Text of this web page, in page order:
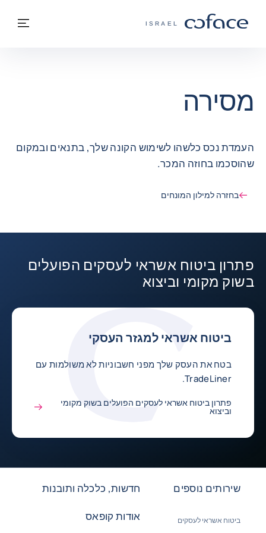
COFACE - אתר הקבוצה
ISRAEL
בחזרה לעמוד הבית
מסירה
העמדת נכס כלשהו לשימוש הקונה שלך, בתנאים ובמקום
שהוסכמו בחוזה המכר.
בחזרה למילון המונחים
פתרון ביטוח אשראי לעסקים הפועלים
בשוק מקומי וביצוא
ביטוח אשראי למגזר העסקי
בטח את העסק שלך מפני חשבוניות לא משולמות עם
TradeLiner.
פתרון ביטוח אשראי לעסקים הפועלים בשוק מקומי
וביצוא
שירותים נוספים
ביטוח אשראי לעסקים
חדשות, כלכלה ותובנות
אודות קופאס